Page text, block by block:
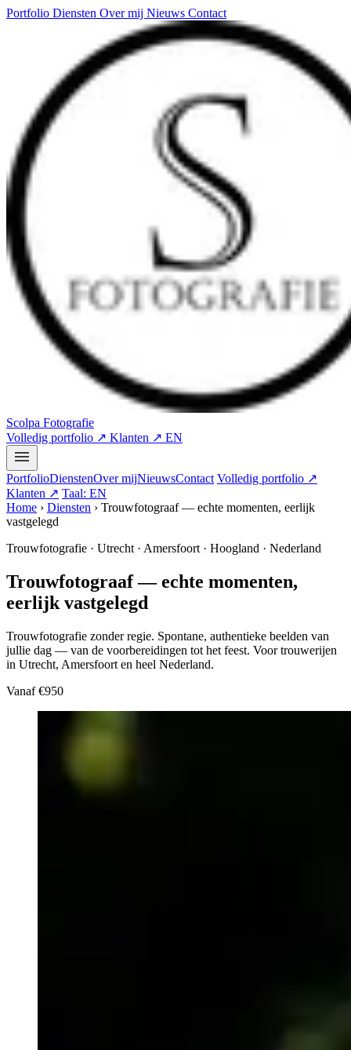
Portfolio Diensten Over mij Nieuws Contact
Scolpa Fotografie
Volledig portfolio ↗ Klanten ↗ EN
PortfolioDienstenOver mijNieuwsContact Volledig portfolio ↗
Klanten ↗ Taal: EN
Home › Diensten › Trouwfotograaf — echte momenten, eerlijk
vastgelegd
Trouwfotografie · Utrecht · Amersfoort · Hoogland · Nederland
Trouwfotograaf — echte momenten,
eerlijk vastgelegd
Trouwfotografie zonder regie. Spontane, authentieke beelden van
jullie dag — van de voorbereidingen tot het feest. Voor trouwerijen
in Utrecht, Amersfoort en heel Nederland.
Vanaf €950